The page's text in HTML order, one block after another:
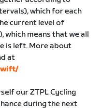
which for each
current level of
which means that we all
is left. More about
at
our ZTPL Cycling
during the next